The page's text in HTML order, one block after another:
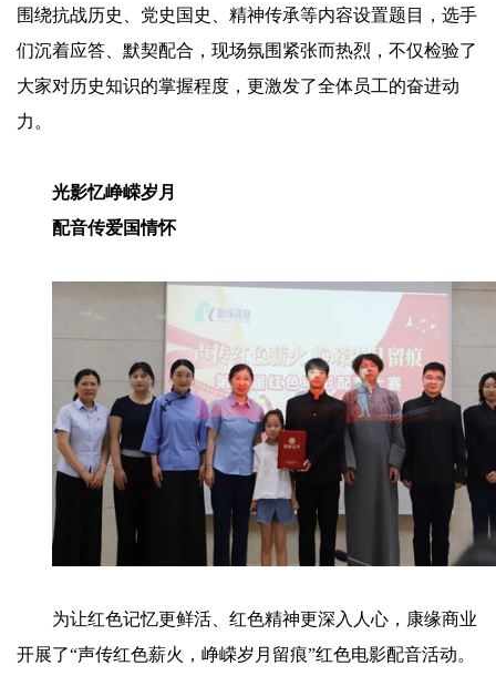
围绕抗战历史、党史国史、精神传承等内容设置题目，选手
们沉着应答、默契配合，现场氛围紧张而热烈，不仅检验了
大家对历史知识的掌握程度，更激发了全体员工的奋进动
力。
光影忆峥嵘岁月
配音传爱国情怀
为让红色记忆更鲜活、红色精神更深入人心，康缘商业
开展了“声传红色薪火，峥嵘岁月留痕”红色电影配音活动。